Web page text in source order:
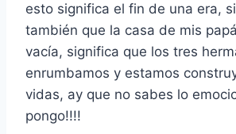
esto significa el fin de una era,
también que la casa de mis
vacía, significa que los tres
enrumbamos y estamos
vidas, ay que no sabes lo
pongo!!!!